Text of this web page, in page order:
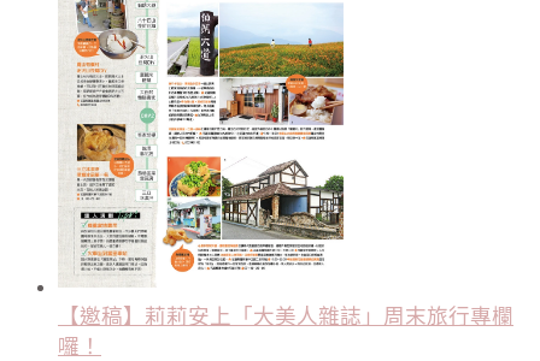
【邀稿】莉莉安上「大美人雜誌」周末旅行專欄
囉！